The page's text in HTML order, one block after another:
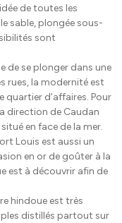
de toutes les
sable, plongée sous-
sont
de se plonger dans une
rues, la modernité est
quartier d’affaires. Pour
direction de Caudan
en face de la mer.
Louis est aussi un
en or de goûter à la
est à découvrir afin de
hindoue est très
distillés partout sur